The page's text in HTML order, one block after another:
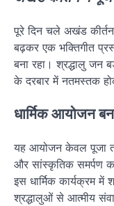
पूरे दिन चले अखंड
बढ़कर एक भक्तिगीत
बना रहा। श्रद्धालु जन
के दरबार में नतमस्तक
धार्मिक आयोजन
यह आयोजन केवल पूजा
और सांस्कृतिक समर्पण
इस धार्मिक कार्यक्रम में
श्रद्धालुओं से आत्मीय